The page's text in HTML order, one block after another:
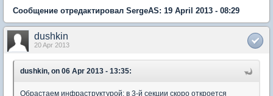
Сообщение отредактировал SergeAS: 19 April 2013 - 08:29
dushkin
20 Apr 2013
dushkin, on 06 Apr 2013 - 13:35:
Обрастаем инфраструктурой: в 3-й секции скоро откроется